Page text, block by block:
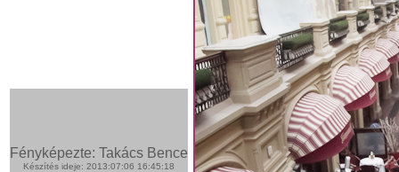
Fényképezte: Takács Bence
Készítés ideje: 2013:07:06 16:45:18